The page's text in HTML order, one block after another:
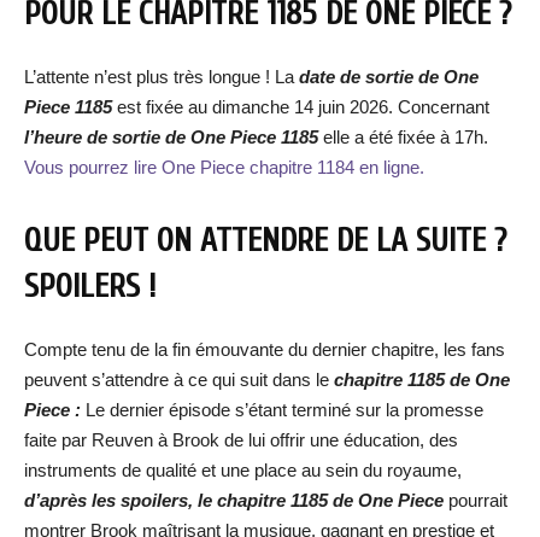
POUR LE CHAPITRE 1185 DE ONE PIECE ?
L’attente n’est plus très longue ! La date de sortie de One
Piece 1185est fixée au dimanche 14 juin 2026. Concernant
l’heure de sortie de One Piece 1185elle a été fixée à 17h.
Vous pourrez lire One Piece chapitre 1184 en ligne.
QUE PEUT ON ATTENDRE DE LA SUITE ?
SPOILERS !
Compte tenu de la fin émouvante du dernier chapitre, les fans
peuvent s’attendre à ce qui suit dans le chapitre 1185 de One
Piece : Le dernier épisode s’étant terminé sur la promesse
faite par Reuven à Brook de lui offrir une éducation, des
instruments de qualité et une place au sein du royaume,
d’après les spoilers, le chapitre 1185 de One Piece pourrait
montrer Brook maîtrisant la musique, gagnant en prestige et